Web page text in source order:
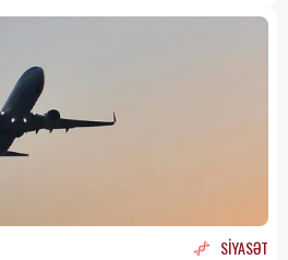
SİYASƏT